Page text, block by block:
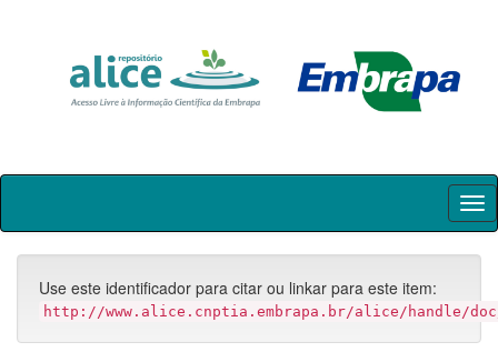
Skip
Use este identificador para citar ou linkar para este item:
http://www.alice.cnptia.embrapa.br/alice/handle/